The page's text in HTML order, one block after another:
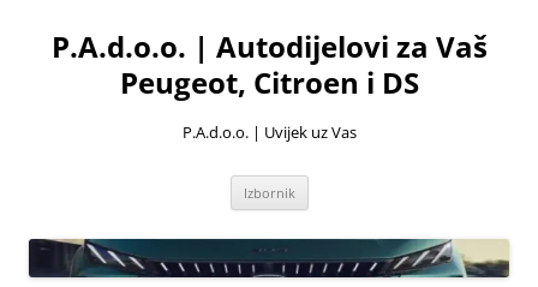
sadržaja
P.A.d.o.o. | Autodijelovi za Vaš
Peugeot, Citroen i DS
P.A.d.o.o. | Uvijek uz Vas
Izbornik